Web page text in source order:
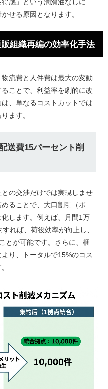
感」という潤滑油なしに
せる原因となります。
組織再編の効率化手法
流費と人件費は最大の変動
ことで、利益率を劇的に改
、単なるコストカットでは
ます。
送費15パーセント削
の交渉だけでは実現しませ
ることで、大口割引（ボ
します。例えば、月間1万
れば、荷役効率が向上し、
とが可能です。さらに、梱
り、トータルで15%のコス